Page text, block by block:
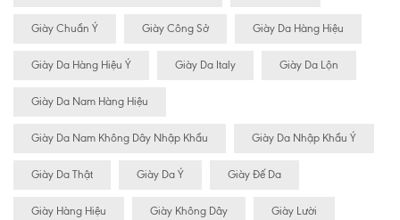
Giày Chuẩn Ý Giày Công Sở Giày Da Hàng Hiệu
Giày Da Hàng Hiệu Ý Giày Da Italy Giày Da Lộn
Giày Da Nam Hàng Hiệu
Giày Da Nam Không Dây Nhập Khẩu Giày Da Nhập Khẩu Ý
Giày Da Thật Giày Da Ý Giày Đế Da
Giày Hàng Hiệu Giày Không Dây Giày Lười